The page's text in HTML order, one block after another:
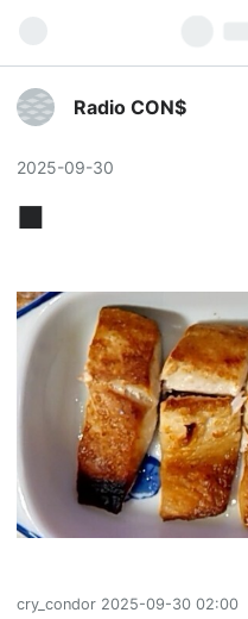
Radio CON$
2025-09-30
■
cry_condor 2025-09-30 02:00